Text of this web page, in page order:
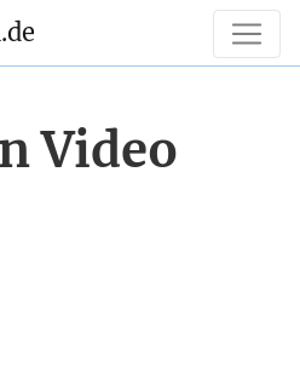
Video